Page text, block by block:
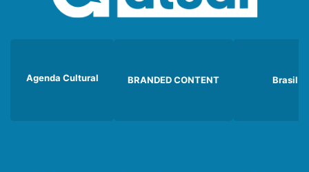
Agenda Cultural BRANDED CONTENT Brasil